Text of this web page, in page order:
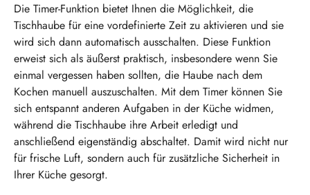
Die Timer-Funktion bietet Ihnen die Möglichkeit, die
Tischhaube für eine vordefinierte Zeit zu aktivieren und sie
wird sich dann automatisch ausschalten. Diese Funktion
erweist sich als äußerst praktisch, insbesondere wenn Sie
einmal vergessen haben sollten, die Haube nach dem
Kochen manuell auszuschalten. Mit dem Timer können Sie
sich entspannt anderen Aufgaben in der Küche widmen,
während die Tischhaube ihre Arbeit erledigt und
anschließend eigenständig abschaltet. Damit wird nicht nur
für frische Luft, sondern auch für zusätzliche Sicherheit in
Ihrer Küche gesorgt.